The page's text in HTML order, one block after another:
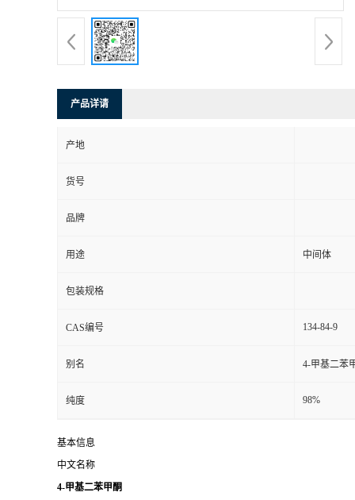
产品详请
产地
货号
品牌
用途 中间体
包装规格
CAS编号 134-84-9
别名 4-甲基二苯
纯度 98%
基本信息
中文名称
4-甲基二苯甲酮